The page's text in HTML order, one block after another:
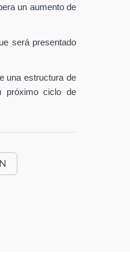
un aumento de
será presentado
una estructura de
próximo ciclo de